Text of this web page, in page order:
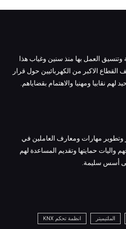
العمل بها منذ سنين وغياب هذا
القطاع الاكبر من الكهربائيين حول قرار
لهم نقابيا ومهنيا والاهتمام بقضاياهم.
وتطوير مهارات ومعارف العاملين في
واليات حمايتها وتقديم المساعدة لهم
أسس سليمة.
الملتيميتر انظمة تحكم KNX